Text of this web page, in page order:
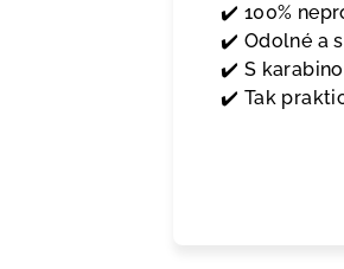
✔️ 100%
✔️ Odolné a
✔️ S
✔️ Tak